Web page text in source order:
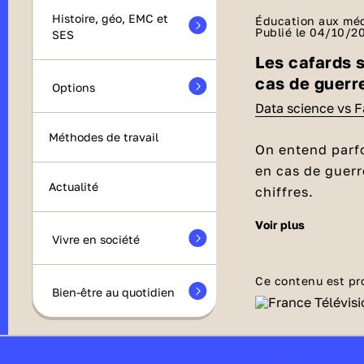
Histoire, géo, EMC et
SES
Options
Méthodes de travail
Actualité
Vivre en société
Bien-être au quotidien
Éducation aux
Publié le 04/10/
Les cafards
cas de
Data science vs
On entend
en cas de
chiffres.
Qui
utilise une
Prenons
ou sous l’effet
Et pour les
voir plus
Ce contenu est